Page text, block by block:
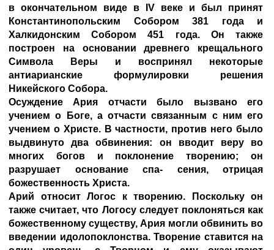
в окончательном виде в IV веке и был принят
Константинопольским Собором 381 года и
Халкидонским Собором 451 года. Он также
построен на основании древнего крещального
Символа Веры и воспринял некоторые
антиарианские формулировки решения
Никейского Собора.
Осуждение Ария отчасти было вызвано его
учением о Боге, а отчасти связанным с ним его
учением о Христе. В частности, против него было
выдвинуто два обвинения: он вводит веру во
многих богов и поклонение творению; он
разрушает основание спа- сения, отрицая
божественность Христа.
Арий относит Логос к творению. Поскольку он
также считает, что Логосу следует поклоняться как
божественному существу, Ария могли обвинить во
введении идолопоклонства. Творение ставится на